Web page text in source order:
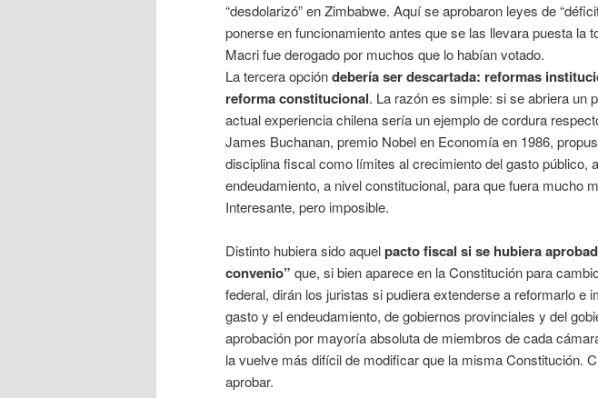
“desdolarizó” en Zimbabwe. Aquí se aprobaron leyes de
ponerse en funcionamiento antes que se las llevara puesta la
Macri fue derogado por muchos que lo habían votado.
La tercera opcióndebería ser descartada: reformas
reforma constitucional. La razón es simple: si se abriera un
actual experiencia chilena sería un ejemplo de cordura
James Buchanan, premio Nobel en Economía en 1986,
disciplina fiscal como límites al crecimiento del gasto público,
endeudamiento, a nivel constitucional, para que fuera mucho
Interesante, pero imposible.
Distinto hubiera sido aquelpacto fiscal si se hubiera
convenio” que, si bien aparece en la Constitución para
federal, dirán los juristas si pudiera extenderse a reformarlo e
gasto y el endeudamiento, de gobiernos provinciales y del
aprobación por mayoría absoluta de miembros de cada
la vuelve más difícil de modificar que la misma Constitución.
aprobar.